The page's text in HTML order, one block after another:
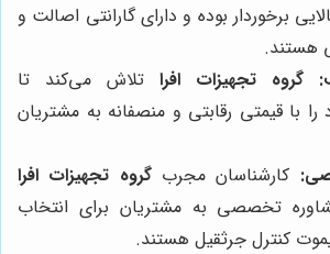
برخوردار بوده و دارای گارانتی اصالت و
هستند.
گروه تجهیزات افرا تلاش می‌کند تا
با قیمتی رقابتی و منصفانه به مشتریان
کارشناسان مجربگروه تجهیزات افرا
تخصصی به مشتریان برای انتخاب
کنترل جرثقیل هستند.